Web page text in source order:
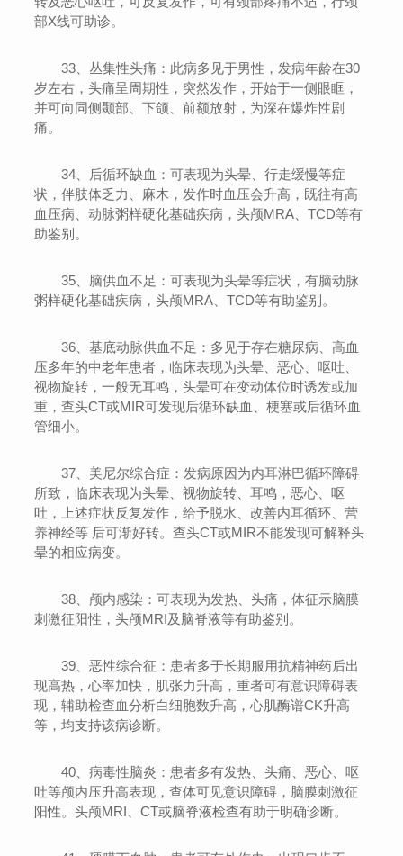
部X线可助诊。
33、丛集性头痛：此病多见于男性，发病年龄在30
岁左右，头痛呈周期性，突然发作，开始于一侧眼眶，
并可向同侧颞部、下颌、前额放射，为深在爆炸性剧
痛。
34、后循环缺血：可表现为头晕、行走缓慢等症
状，伴肢体乏力、麻木，发作时血压会升高，既往有高
血压病、动脉粥样硬化基础疾病，头颅MRA、TCD等有
助鉴别。
35、脑供血不足：可表现为头晕等症状，有脑动脉
粥样硬化基础疾病，头颅MRA、TCD等有助鉴别。
36、基底动脉供血不足：多见于存在糖尿病、高血
压多年的中老年患者，临床表现为头晕、恶心、呕吐、
视物旋转，一般无耳鸣，头晕可在变动体位时诱发或加
重，查头CT或MIR可发现后循环缺血、梗塞或后循环血
管细小。
37、美尼尔综合症：发病原因为内耳淋巴循环障碍
所致，临床表现为头晕、视物旋转、耳鸣，恶心、呕
吐，上述症状反复发作，给予脱水、改善内耳循环、营
养神经等 后可渐好转。查头CT或MIR不能发现可解释头
晕的相应病变。
38、颅内感染：可表现为发热、头痛，体征示脑膜
刺激征阳性，头颅MRI及脑脊液等有助鉴别。
39、恶性综合征：患者多于长期服用抗精神药后出
现高热，心率加快，肌张力升高，重者可有意识障碍表
现，辅助检查血分析白细胞数升高，心肌酶谱CK升高
等，均支持该病诊断。
40、病毒性脑炎：患者多有发热、头痛、恶心、呕
吐等颅内压升高表现，查体可见意识障碍，脑膜刺激征
阳性。头颅MRI、CT或脑脊液检查有助于明确诊断。